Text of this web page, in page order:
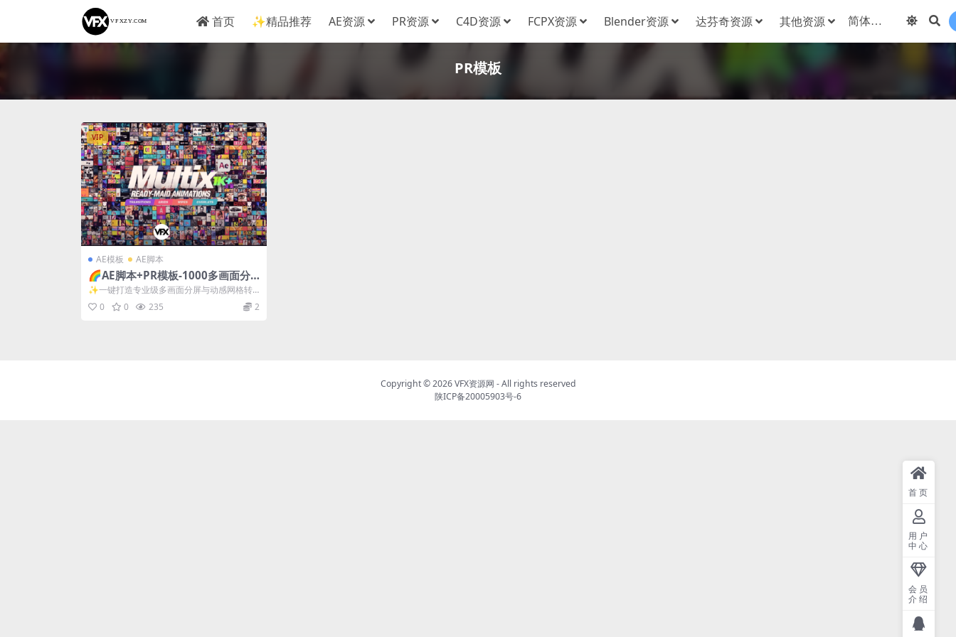
首页 ✨精品推荐 AE资源 PR资源 C4D资源 FCPX资源 Blender资源 达芬奇资源 其他资源
PR模板
VIP
AE模板 AE脚本
🌈AE脚本+PR模板-1000多画面分
屏网格组合｜极致多屏展示与炫酷转
场预设合集！
✨一键打造专业级多画面分屏与动感网格转
场！ 如果你正在制作 科技宣传片 / 商业...
0 0 235 2
Copyright © 2026VFX资源网 - All rights reserved
陕ICP备20005903号-6
首页
用户
中心
会员
介绍